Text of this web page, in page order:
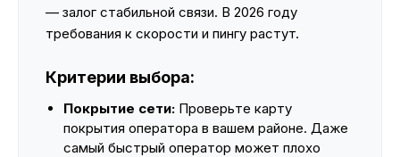
— залог стабильной связи. В 2026 году
требования к скорости и пингу растут.
Критерии выбора:
Покрытие сети: Проверьте карту
покрытия оператора в вашем районе. Даже
самый быстрый оператор может плохо